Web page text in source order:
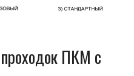
проходок ПКМ с